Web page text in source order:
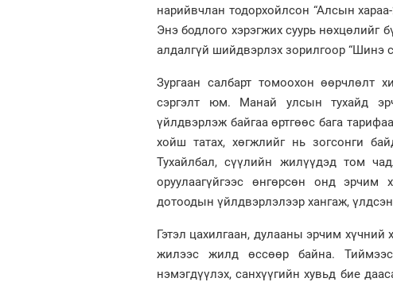
нарийвчлан тодорхойлсон “Алсын
Энэ бодлого хэрэгжих суурь нөхцөлийг
алдалгүй шийдвэрлэх зорилгоор “Шинэ
Зургаан салбарт томоохон өөрчлөлт
сэргэлт юм. Манай улсын тухайд
үйлдвэрлэж байгаа өртгөөс бага
хойш татах, хөгжлийг нь зогсонги
Тухайлбал, сүүлийн жилүүдэд том
оруулаагүйгээс өнгөрсөн онд эрчим
дотоодын үйлдвэрлэлээр хангаж,
Гэтэл цахилгаан, дулааны эрчим хүчний
жилээс жилд өссөөр байна.
нэмэгдүүлэх, санхүүгийн хувьд бие